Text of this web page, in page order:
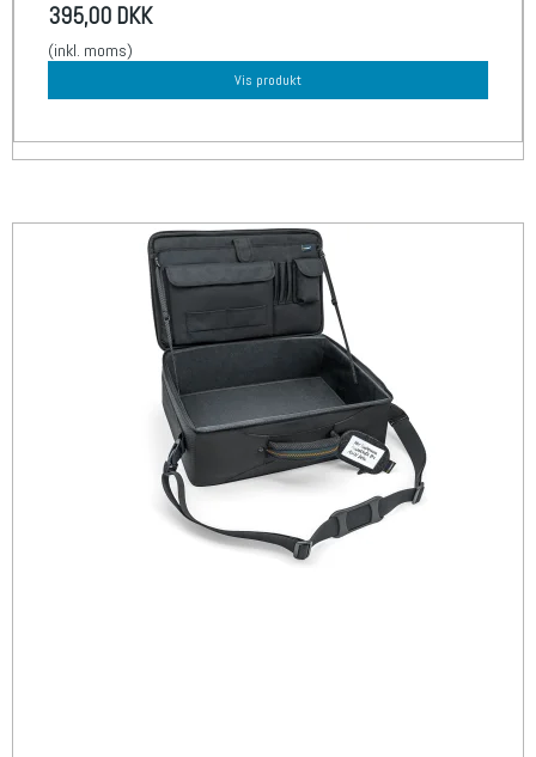
395,00 DKK
(inkl. moms)
Vis produkt